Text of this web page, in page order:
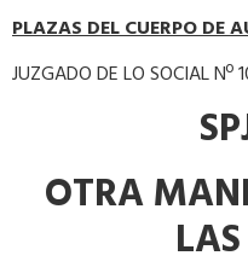
PLAZASDELCUERPODE
JUZGADO DE LO SOCIAL Nº
OTRA